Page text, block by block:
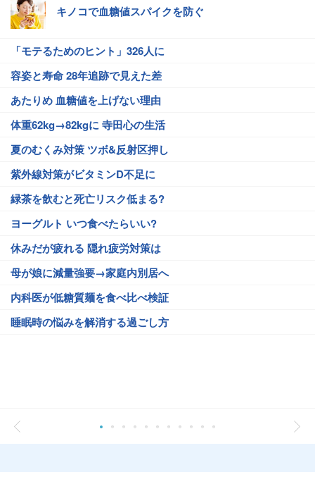
キノコで血糖値スパイクを防ぐ
「モテるためのヒント」326人に
容姿と寿命 28年追跡で見えた差
あたりめ 血糖値を上げない理由
体重62kg→82kgに 寺田心の生活
夏のむくみ対策 ツボ&反射区押し
紫外線対策がビタミンD不足に
緑茶を飲むと死亡リスク低まる?
ヨーグルト いつ食べたらいい?
休みだが疲れる 隠れ疲労対策は
母が娘に減量強要→家庭内別居へ
内科医が低糖質麺を食べ比べ検証
睡眠時の悩みを解消する過ごし方